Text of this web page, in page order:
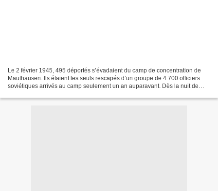
Le 2 février 1945, 495 déportés s’évadaient du camp de concentration de
Mauthausen. Ils étaient les seuls rescapés d’un groupe de 4 700 officiers
soviétiques arrivés au camp seulement un an auparavant. Dès la nuit de